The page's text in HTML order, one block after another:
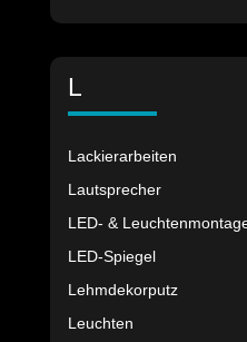
L
Lackierarbeiten
Lautsprecher
LED- &
LED-Spiegel
Lehmdekorputz
Leuchten